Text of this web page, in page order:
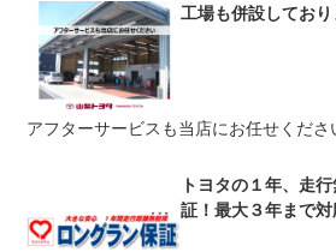
無し
保証修理
受付先
-
法定整備
※車検なし・車検整備付の場合
について
当社でご購入していただいた
っかり点検・整備してからのご
はエンジンオイル交換・ワイパ
整・その他を確認の上ご納車致
工場も併設しており
アフターサービスも当店にお任せくださ
トヨタの１年、走
証！最大３年まで対